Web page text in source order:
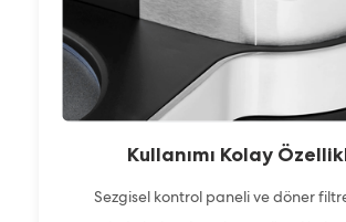
Kullanımı Kolay
Sezgisel kontrol paneli ve döner